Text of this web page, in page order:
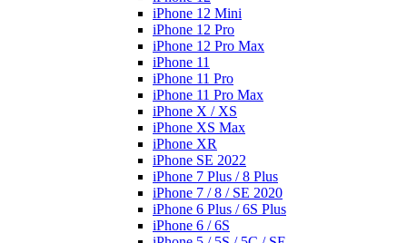
iPhone 12 Mini
iPhone 12 Pro
iPhone 12 Pro Max
iPhone 11
iPhone 11 Pro
iPhone 11 Pro Max
iPhone X / XS
iPhone XS Max
iPhone XR
iPhone SE 2022
iPhone 7 Plus / 8 Plus
iPhone 7 / 8 / SE 2020
iPhone 6 Plus / 6S Plus
iPhone 6 / 6S